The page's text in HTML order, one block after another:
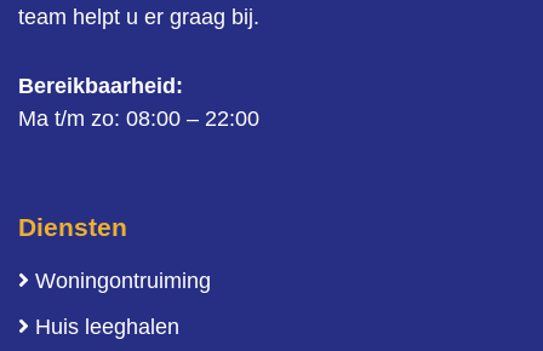
team helpt u er graag bij.
Bereikbaarheid:
Ma t/m zo: 08:00 – 22:00
Diensten
Woningontruiming
Huis leeghalen